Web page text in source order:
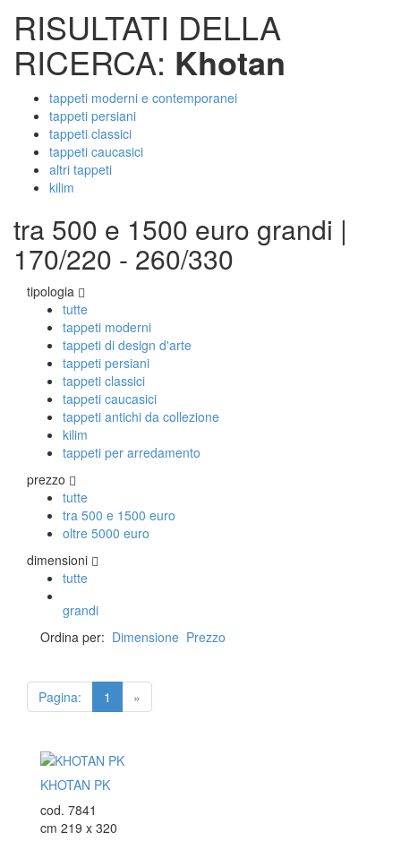
RISULTATI DELLA
RICERCA: Khotan
tappeti moderni e contemporanei
tappeti persiani
tappeti classici
tappeti caucasici
altri tappeti
kilim
tra 500 e 1500 euro grandi |
170/220 - 260/330
tipologia
tutte
tappeti moderni
tappeti di design d'arte
tappeti persiani
tappeti classici
tappeti caucasici
tappeti antichi da collezione
kilim
tappeti per arredamento
prezzo
tutte
tra 500 e 1500 euro
oltre 5000 euro
dimensioni
tutte
grandi
Ordina per: Dimensione Prezzo
Pagina: 1 »
KHOTAN PK
cod. 7841
cm 219 x 320